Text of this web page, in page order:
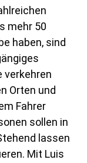
mehr 50
haben, sind
verkehren
Orten und
Fahrer
sollen in
lassen
Mit Luis